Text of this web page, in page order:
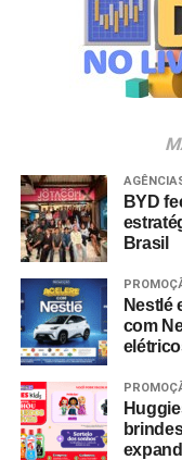
Clube. O projeto
Veia”, conceito
da música e da
no canal oficial da
de R$ 3.950,00. As
evento serão
nos próximos meses.
BYD
Brasil
Nestlé
com